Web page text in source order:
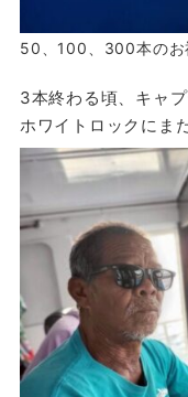
50、100、300本のお
3本終わる頃、キャ
ホワイトロックにま